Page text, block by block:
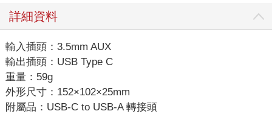
詳細資料
輸入插頭：3.5mm AUX
輸出插頭：USB Type C
重量：59g
外形尺寸：152×102×25mm
附屬品：USB-C to USB-A 轉接頭